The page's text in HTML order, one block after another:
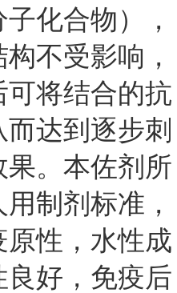
化合物），
不受影响，
将结合的抗
达到逐步刺
果。本佐剂所
制剂标准，
原性，水性成
好，免疫后